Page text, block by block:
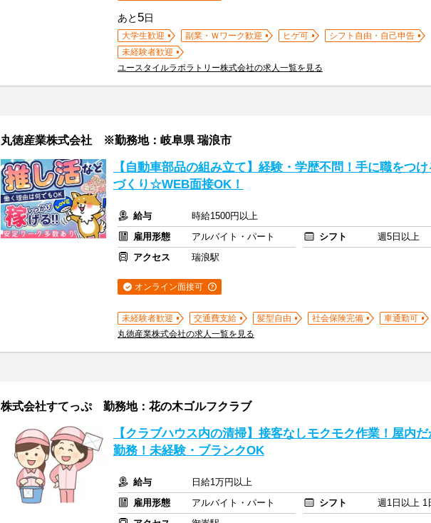
あと 5日
大学生歓迎 副業・Ｗワーク歓迎 ヒゲ可
シフト自由・自己申告
未経験者歓迎
ユースタイルラボラトリー株式会社の求人一覧を見る
丸徳産業株式会社 ※勤務地：岐阜県 瑞浪市
【自動車部品の組み立て】経験・学歴不問！手に職をつけ
づくり☆WEB面接OK！
給与
時給1500円以上
雇用形態
アルバイト・パート シフト
週5日以上
アクセス
瑞浪駅
オンライン面接可
未経験者歓迎 交通費支給 髪型自由 社会保険完備
車通勤可
丸徳産業株式会社の求人一覧を見る
株式会社すてっぷ 勤務地：花の木ゴルフクラブ
【クラブハウス内の清掃】接客なしモクモク作業！屋内
勤務！未経験・ブランクOK
給与
日給1万円以上
雇用形態
アルバイト・パート シフト
週1日以上 1